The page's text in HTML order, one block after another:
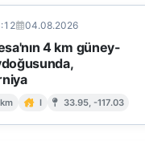
04.08.2026
4 km güney-
I 33.95, -117.03